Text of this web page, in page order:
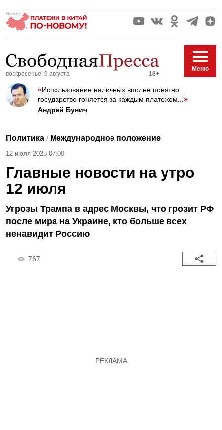
18+
воскресенье, 9 августа
Меню
«Использование наличных вполне понятно...
государство гоняется за каждым платежом... »
Андрей Бунич
Политика / Международное положение
12 июля 2025 07:00
Главные новости на утро
12 июля
Угрозы Трампа в адрес Москвы, что грозит РФ
после мира на Украине, кто больше всех
ненавидит Россию
767